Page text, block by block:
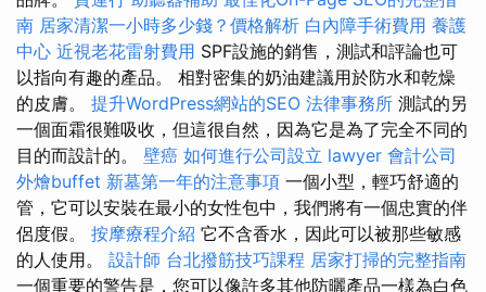
南 居家清潔一小時多少錢？價格解析 白內障手術費用 養護
中心 近視老花雷射費用 SPF設施的銷售，測試和評論也可
以指向有趣的產品。 相對密集的奶油建議用於防水和乾燥
的皮膚。 提升WordPress網站的SEO 法律事務所 測試的另
一個面霜很難吸收，但這很自然，因為它是為了完全不同的
目的而設計的。 壁癌 如何進行公司設立 lawyer 會計公司
外燴buffet 新墓第一年的注意事項 一個小型，輕巧舒適的
管，它可以安裝在最小的女性包中，我們將有一個忠實的伴
侶度假。 按摩療程介紹 它不含香水，因此可以被那些敏感
的人使用。 設計師 台北撥筋技巧課程 居家打掃的完整指南
一個重要的警告是，您可以像許多其他防曬產品一樣為白色